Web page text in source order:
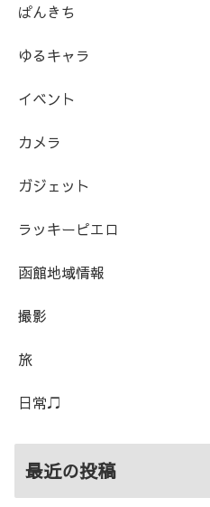
ぱんきち
ゆるキャラ
イベント
カメラ
ガジェット
ラッキーピエロ
函館地域情報
撮影
旅
日常♫
最近の投稿